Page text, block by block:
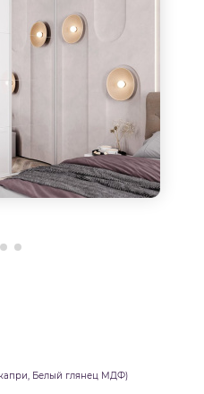
Белый глянец МДФ)